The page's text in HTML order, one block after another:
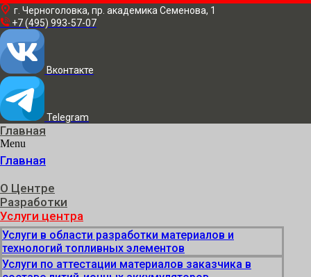
г. Черноголовка, пр. академика Семенова, 1
+7 (495) 993-57-07
Вконтакте
Telegram
Главная
Menu
Главная
О Центре
Разработки
Услуги центра
Услуги в области разработки материалов и
технологий топливных элементов
Услуги по аттестации материалов заказчика в